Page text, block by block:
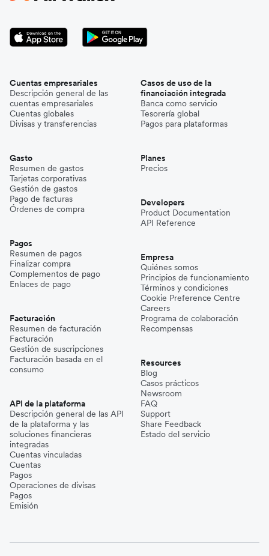
Cuentas empresariales
Descripción general de las
cuentas empresariales
Cuentas globales
Divisas y transferencias
Gasto
Resumen de gastos
Tarjetas corporativas
Gestión de gastos
Pago de facturas
Órdenes de compra
Pagos
Resumen de pagos
Finalizar compra
Complementos de pago
Enlaces de pago
Facturación
Resumen de facturación
Facturación
Gestión de suscripciones
Facturación basada en el
consumo
API de la plataforma
Descripción general de las API
de la plataforma y las
soluciones financieras
integradas
Cuentas vinculadas
Cuentas
Pagos
Operaciones de divisas
Pagos
Emisión
Casos de uso de la
financiación integrada
Banca como servicio
Tesorería global
Pagos para plataformas
Planes
Precios
Developers
Product Documentation
API Reference
Empresa
Quiénes somos
Principios de funcionamiento
Términos y condiciones
Cookie Preference Centre
Careers
Programa de colaboración
Recompensas
Resources
Blog
Casos prácticos
Newsroom
FAQ
Support
Share Feedback
Estado del servicio